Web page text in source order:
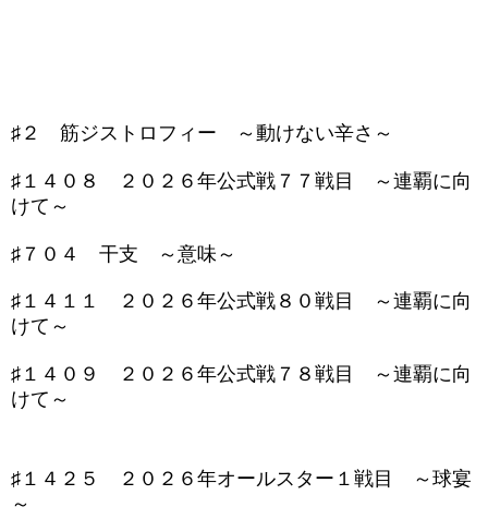
♯２ 筋ジストロフィー ～動けない辛さ～
♯１４０８ ２０２６年公式戦７７戦目 ～連覇に向
けて～
♯７０４ 干支 ～意味～
♯１４１１ ２０２６年公式戦８０戦目 ～連覇に向
けて～
♯１４０９ ２０２６年公式戦７８戦目 ～連覇に向
けて～
♯１４２５ ２０２６年オールスター１戦目 ～球宴
～